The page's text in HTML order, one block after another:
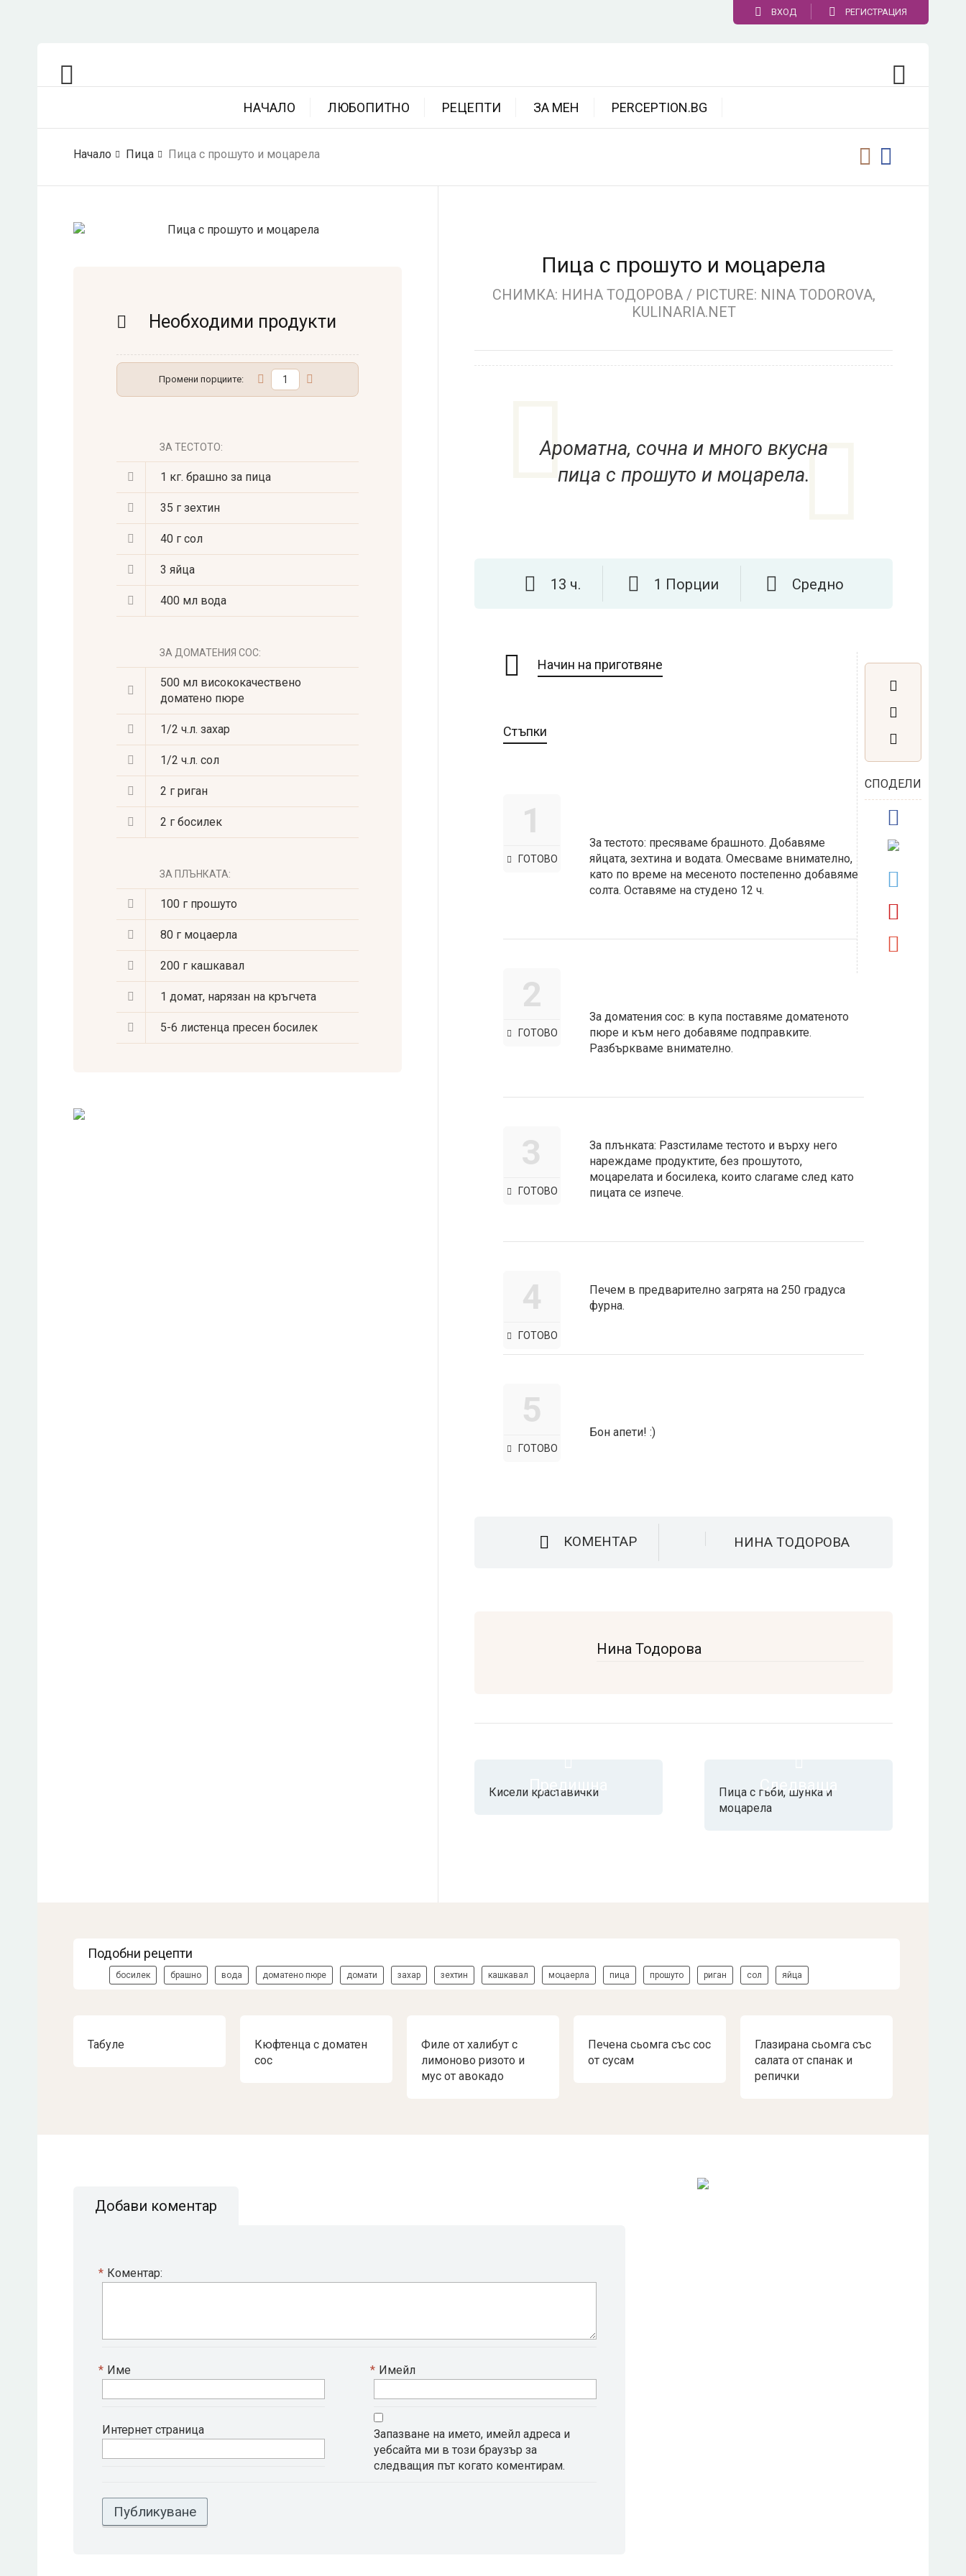
ВХОД РЕГИСТРАЦИЯ
НАЧАЛО ЛЮБОПИТНО РЕЦЕПТИ ЗА МЕН PERCEPTION.BG
Начало Пица Пица с прошуто и моцарела
Необходими продукти
Промени порциите:
ЗА ТЕСТОТО:
1 кг. брашно за пица
35 г зехтин
40 г сол
3 яйца
400 мл вода
ЗА ДОМАТЕНИЯ СОС:
500 мл висококачествено
доматено пюре
1/2 ч.л. захар
1/2 ч.л. сол
2 г риган
2 г босилек
ЗА ПЛЪНКАТА:
100 г прошуто
80 г моцаерла
200 г кашкавал
1 домат, нарязан на кръгчета
5-6 листенца пресен босилек
Пица с прошуто и моцарела
СНИМКА: НИНА ТОДОРОВА / PICTURE: NINA TODOROVA,
KULINARIA.NET
Ароматна, сочна и много вкусна
пица с прошуто и моцарела.
13 ч. 1 Порции Средно
Начин на приготвяне
СПОДЕЛИ
Стъпки
1
ГОТОВО
За тестото: пресяваме брашното. Добавяме
яйцата, зехтина и водата. Омесваме внимателно,
като по време на месеното постепенно добавяме
солта. Оставяме на студено 12 ч.
2
ГОТОВО
За доматения сос: в купа поставяме доматеното
пюре и към него добавяме подправките.
Разбъркваме внимателно.
3
ГОТОВО
За плънката: Разстиламе тестото и върху него
нареждаме продуктите, без прошутото,
моцарелата и босилека, които слагаме след като
пицата се изпече.
4
ГОТОВО
Печем в предварително загрята на 250 градуса
фурна.
5
ГОТОВО
Бон апети! :)
КОМЕНТАР НИНА ТОДОРОВА
Нина Тодорова
Кисели краставички Следваща
Пица с гъби, шунка и
моцарела
Подобни рецепти
босилек брашно вода доматено пюре домати захар зехтин кашкавал моцаерла пица прошуто риган сол яйца
Табуле
Кюфтенца с доматен
сос
Филе от халибут с
лимоново ризото и
мус от авокадо
Печена сьомга със сос
от сусам
Глазирана сьомга със
салата от спанак и
репички
Добави коментар
Коментар:
*
Име
* Имейл
*
Интернет страница
Запазване на името, имейл адреса и
уебсайта ми в този браузър за
следващия път когато коментирам.